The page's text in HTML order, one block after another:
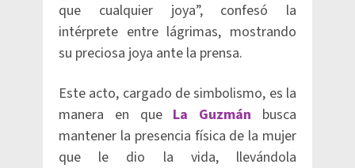
que cualquier joya”, confesó la
intérprete entre lágrimas, mostrando
su preciosa joya ante la prensa.
Este acto, cargado de simbolismo, es la
manera en queLa Guzmán busca
mantener la presencia física de la mujer
que le dio la vida, llevándola